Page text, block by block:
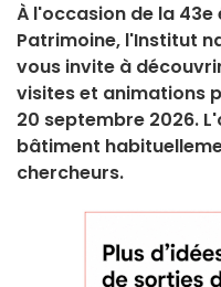
À l'occasion de la
Patrimoine, l'Institut
vous invite à
visites et animations
20 septembre 2026.
bâtiment
chercheurs.